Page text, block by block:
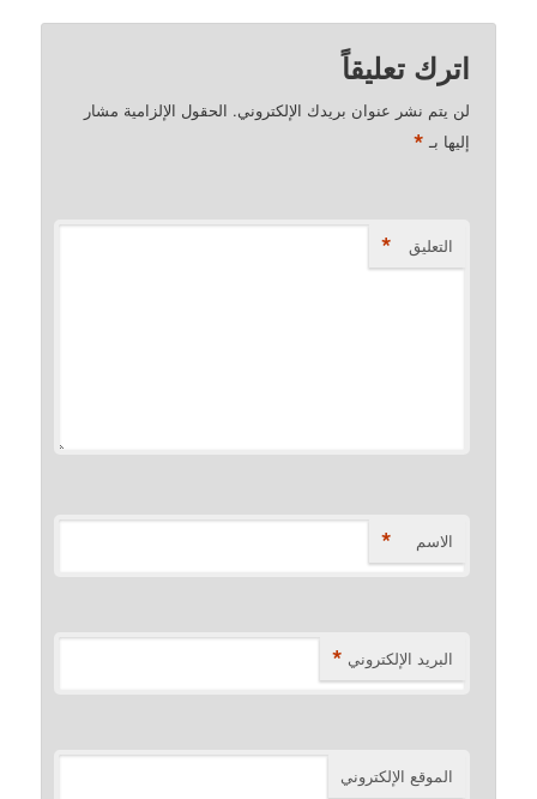
اترك تعليقاً
لن يتم نشر عنوان بريدك الإلكتروني. الحقول الإلزامية مشار
إليها بـ *
التعليق *
الاسم *
البريد الإلكتروني *
الموقع الإلكتروني